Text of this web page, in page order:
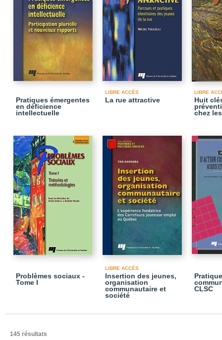
Pratiques émergentes
en déficience
intellectuelle
LIBRE ACCÈS
La rue attractive
LIBRE
Huit
chez
Problèmes sociaux -
Tome I
LIBRE ACCÈS
Insertion des jeunes,
organisation
communautaire et
société
CLSC
145 résultats